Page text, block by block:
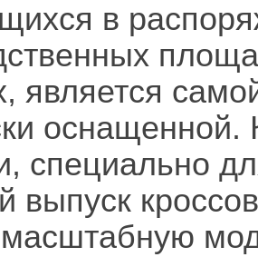
в
является
оснащенной.
специально
выпуск